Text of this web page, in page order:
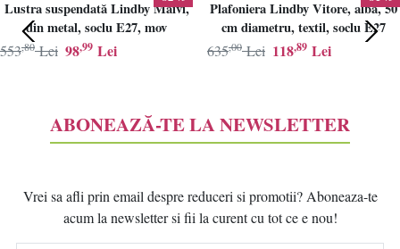
Lustra suspendată Lindby Maivi,
din metal, soclu E27, mov
98,99 Lei
553,80 Lei
Plafoniera Lindby Vitore, alba, 50
cm diametru, textil, soclu E27
118,89 Lei
635,00 Lei
ABONEAZĂ-TE LA NEWSLETTER
Vrei sa afli prin email despre reduceri si promotii? Aboneaza-te
acum la newsletter si fii la curent cu tot ce e nou!